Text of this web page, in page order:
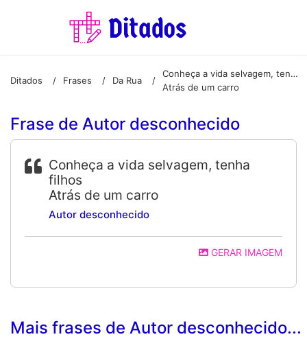
Ditados / Frases / Da Rua /
Conheça a vida selvagem, tenha filhos
Atrás de um carro
Frase de Autor desconhecido
Conheça a vida selvagem, tenha
filhos
Atrás de um carro
Autor desconhecido
GERAR IMAGEM
Mais frases de Autor desconhecido...